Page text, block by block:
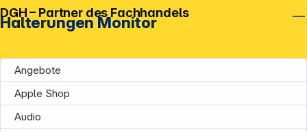
Halterungen Monitor
Angebote
Apple Shop
Audio
DGH – Partner des Fachhandels